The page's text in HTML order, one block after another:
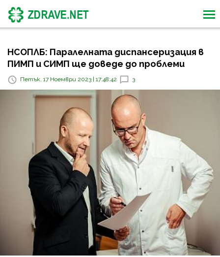
НСОПЛБ: Паралелната диспансеризация в
ПИМП и СИМП ще доведе до проблеми
Петък, 17 Ноември 2023 | 17:48:42 3